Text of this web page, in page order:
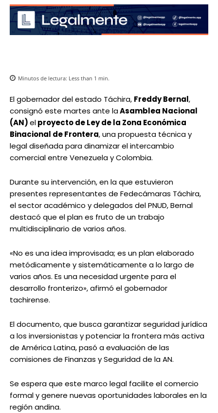
Minutos de lectura: Less than 1 min.
El gobernador del estado Táchira, Freddy Bernal,
consignó este martes ante laAsamblea Nacional
(AN)elproyecto de Ley de la Zona Económica
Binacional de Frontera, una propuesta técnica y
legal diseñada para dinamizar el intercambio
comercial entre Venezuela y Colombia.
Durante su intervención, en la que estuvieron
presentes representantes de Fedecámaras Táchira,
el sector académico y delegados del PNUD, Bernal
destacó que el plan es fruto de un trabajo
multidisciplinario de varios años.
«No es una idea improvisada; es un plan elaborado
metódicamente y sistemáticamente a lo largo de
varios años. Es una necesidad urgente para el
desarrollo fronterizo», afirmó el gobernador
tachirense.
El documento, que busca garantizar seguridad jurídica
a los inversionistas y potenciar la frontera más activa
de América Latina, pasó a evaluación de las
comisiones de Finanzas y Seguridad de la AN.
Se espera que este marco legal facilite el comercio
formal y genere nuevas oportunidades laborales en la
región andina.